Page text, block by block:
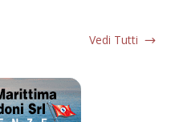
Vedi Tutti